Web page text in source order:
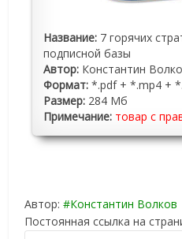
Название: 7 горячих
подписной базы
Автор: Константин
Формат: *.pdf + *.mp4 +
Размер: 284 Мб
Примечание: товар с
Автор: Константин Волков
Постоянная ссылка на